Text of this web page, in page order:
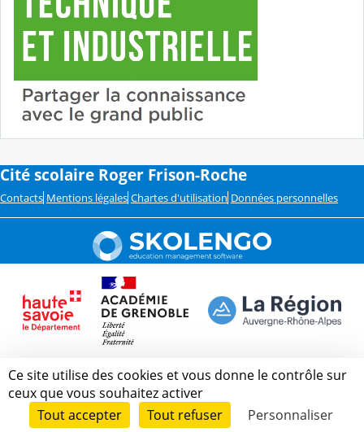
Cité scolaire Roger Frison-Roche
Contacts Mentions légales Chartes d'utilisation Données personnelles
Ce site utilise des cookies et vous donne le contrôle sur
ceux que vous souhaitez activer
Tout accepter
Tout refuser Personnaliser